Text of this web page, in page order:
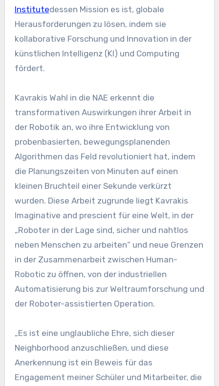
Institutedessen Mission es ist, globale
Herausforderungen zu lösen, indem sie
kollaborative Forschung und Innovation in der
künstlichen Intelligenz (KI) und Computing
fördert.
Kavrakis Wahl in die NAE erkennt die
transformativen Auswirkungen ihrer Arbeit in
der Robotik an, wo ihre Entwicklung von
probenbasierten, bewegungsplanenden
Algorithmen das Feld revolutioniert hat, indem
die Planungszeiten von Minuten auf einen
kleinen Bruchteil einer Sekunde verkürzt
wurden. Diese Arbeit zugrunde liegt Kavrakis
Imaginative and prescient für eine Welt, in der
„Roboter in der Lage sind, sicher und nahtlos
neben Menschen zu arbeiten“ und neue Grenzen
in der Zusammenarbeit zwischen Human-
Robotic zu öffnen, von der industriellen
Automatisierung bis zur Weltraumforschung und
der Roboter-assistierten Operation.
„Es ist eine unglaubliche Ehre, sich dieser
Neighborhood anzuschließen, und diese
Anerkennung ist ein Beweis für das
Engagement meiner Schüler und Mitarbeiter, die